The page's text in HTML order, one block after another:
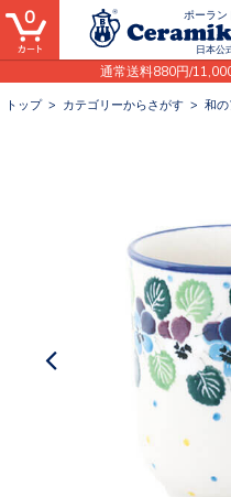
ポーラン
日本公
通常送料880円/
0
トップ> カテゴリーからさがす > 和の